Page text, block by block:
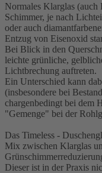
Normales Klarglas (auch
Schimmer, je nach
oder auch
Entzug von Eisenoxid
Bei Blick in den
leichte grünliche,
Lichtbrechung auftreten.
Ein Unterschied kann
(insbesondere bei
chargenbedingt bei dem
"Gemenge" bei der
Das Timeless -
Mix zwischen Klarglas
Dieser ist in der Praxis